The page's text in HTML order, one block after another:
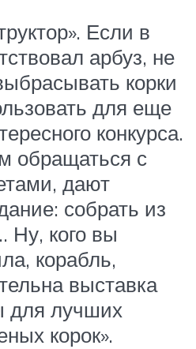
Если в
арбуз, не
корки
для еще
конкурса.
обращаться с
дают
собрать из
Ну, кого вы
корабль,
выставка
для лучших
корок».